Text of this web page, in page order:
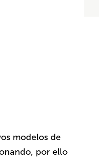
modelos de
por ello